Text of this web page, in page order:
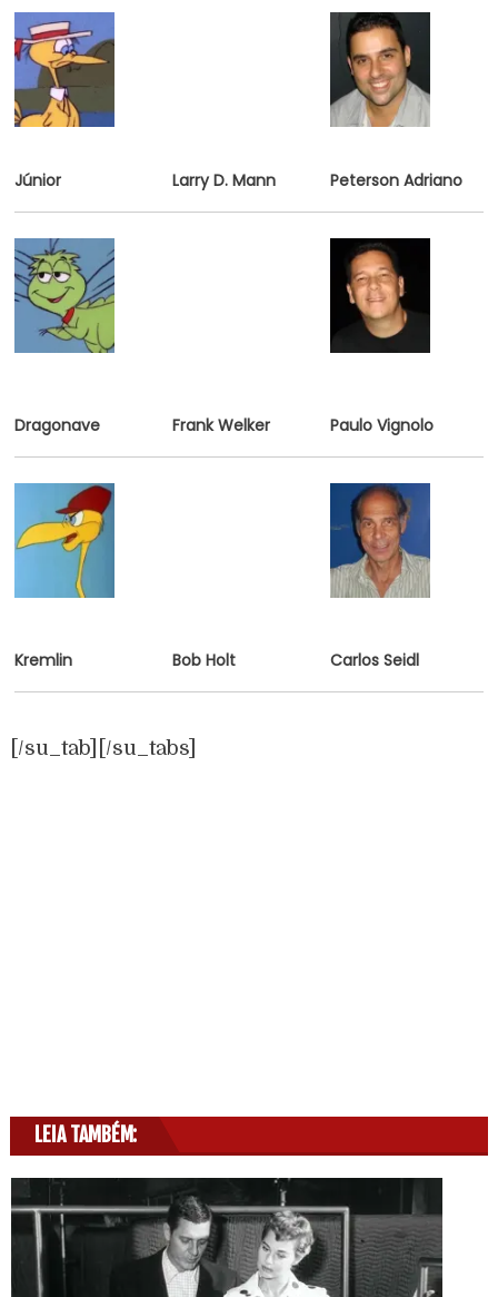
Júnior Larry D. Mann Peterson Adriano
Dragonave Frank Welker Paulo Vignolo
Kremlin Bob Holt Carlos Seidl
[/su_tab][/su_tabs]
LEIA TAMBÉM: